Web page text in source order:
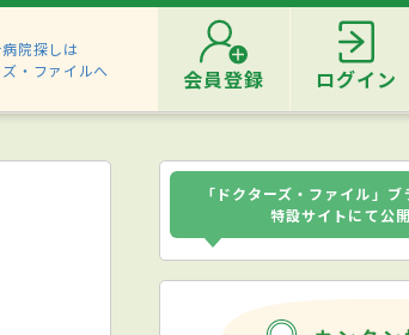
院探しは
・ファイルへ
会員登録 ログイン
「ドクターズ・ファイル」
特設サイトにて公開